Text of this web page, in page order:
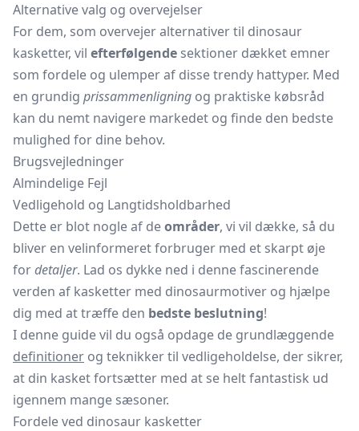
Alternative valg og overvejelser
For dem, som overvejer alternativer til dinosaur
kasketter, vil efterfølgende sektioner dækket emner
som fordele og ulemper af disse trendy hattyper. Med
en grundig prissammenligning og praktiske købsråd
kan du nemt navigere markedet og finde den bedste
mulighed for dine behov.
Brugsvejledninger
Almindelige Fejl
Vedligehold og Langtidsholdbarhed
Dette er blot nogle af deområder, vi vil dække, så du
bliver en velinformeret forbruger med et skarpt øje
fordetaljer. Lad os dykke ned i denne fascinerende
verden af kasketter med dinosaurmotiver og hjælpe
dig med at træffe den bedste beslutning!
I denne guide vil du også opdage de grundlæggende
definitioner og teknikker til vedligeholdelse, der sikrer,
at din kasket fortsætter med at se helt fantastisk ud
igennem mange sæsoner.
Fordele ved dinosaur kasketter